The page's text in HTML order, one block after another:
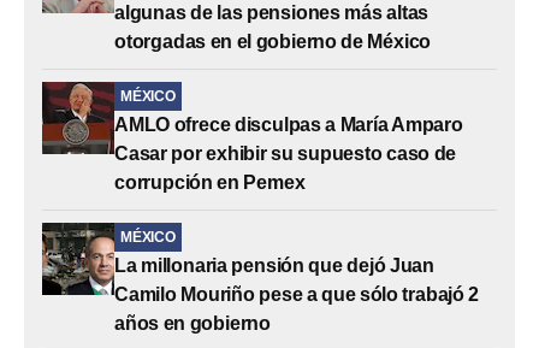
algunas de las pensiones más altas
otorgadas en el gobierno de México
MÉXICO
AMLO ofrece disculpas a María Amparo
Casar por exhibir su supuesto caso de
corrupción en Pemex
MÉXICO
La millonaria pensión que dejó Juan
Camilo Mouriño pese a que sólo trabajó 2
años en gobierno